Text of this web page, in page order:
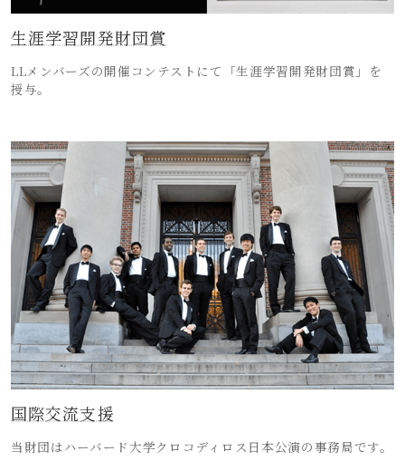
生涯学習開発財団賞
LLメンバーズの開催コンテストにて「生涯学習開発財団賞」を
授与。
国際交流支援
当財団はハーバード大学クロコディロス日本公演の事務局です。